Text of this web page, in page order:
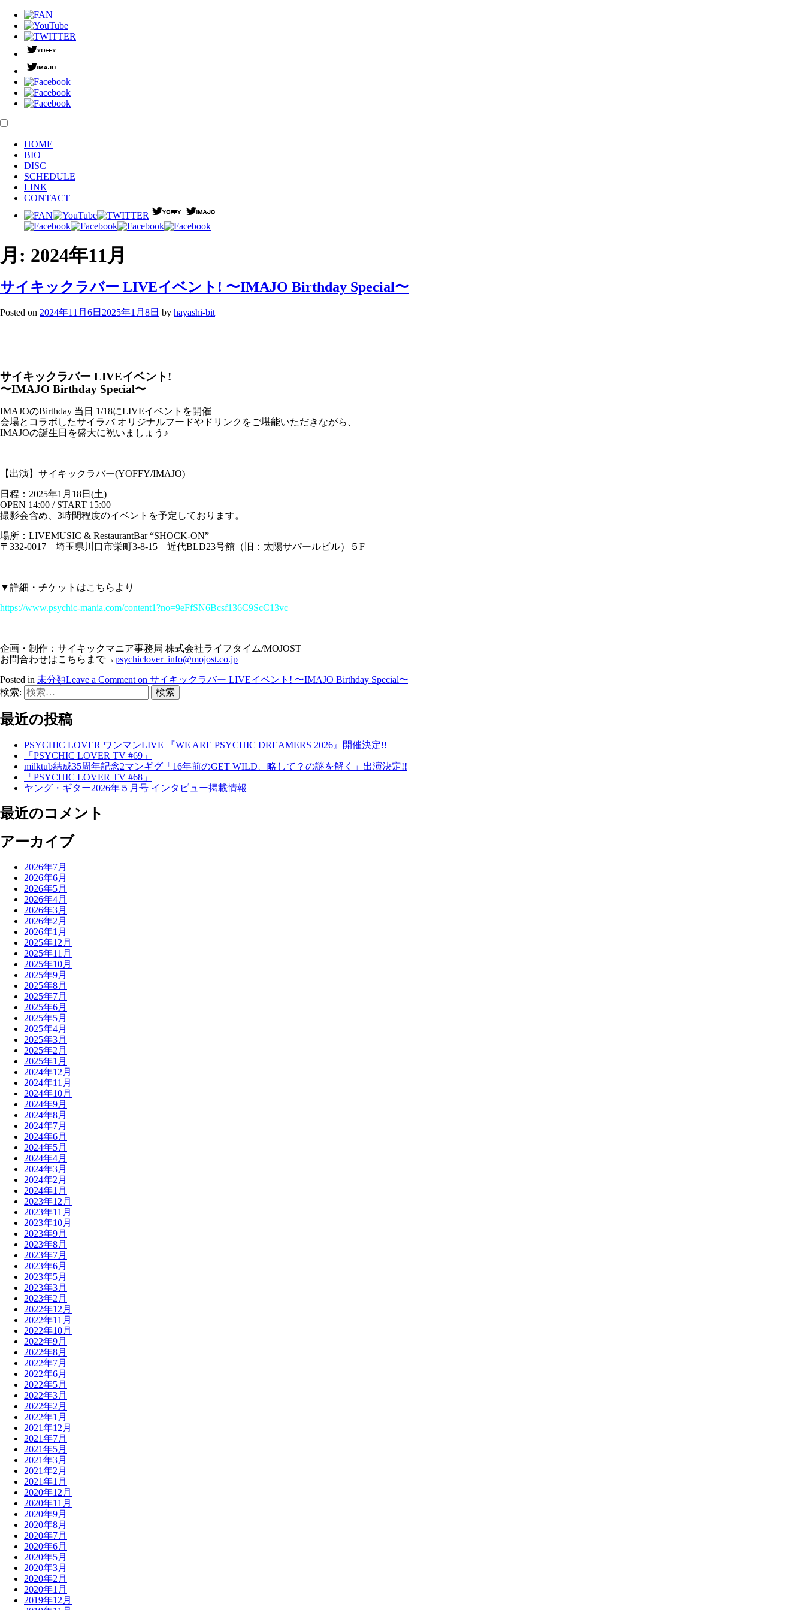
HOME
BIO
DISC
SCHEDULE
LINK
CONTACT
月: 2024年11月
サイキックラバー LIVEイベント! 〜IMAJO Birthday Special〜
Posted on 2024年11月6日 2025年1月8日 by hayashi-bit
サイキックラバー LIVEイベント!
〜IMAJO Birthday Special〜
IMAJOのBirthday 当日 1/18にLIVEイベントを開催
会場とコラボしたサイラバ オリジナルフードやドリンクをご堪能いただきながら、
IMAJOの誕生日を盛大に祝いましょう♪
【出演】サイキックラバー(YOFFY/IMAJO)
日程：2025年1月18日(土)
OPEN 14:00 / START 15:00
撮影会含め、3時間程度のイベントを予定しております。
場所：LIVEMUSIC & RestaurantBar “SHOCK-ON”
〒332-0017 埼玉県川口市栄町3-8-15 近代BLD23号館（旧：太陽サパールビル）５F
▼詳細・チケットはこちらより
https://www.psychic-mania.com/content1?no=9eFfSN6Bcsf136C9ScC13vc
企画・制作：サイキックマニア事務局 株式会社ライフタイム/MOJOST
お問合わせはこちらまで→psychiclover_info@mojost.co.jp
Posted in 未分類Leave a Comment on サイキックラバー LIVEイベント! 〜IMAJO Birthday Special〜
検索:
最近の投稿
PSYCHIC LOVER ワンマンLIVE 『WE ARE PSYCHIC DREAMERS 2026』開催決定!!
「PSYCHIC LOVER TV #69」
milktub結成35周年記念2マンギグ「16年前のGET WILD、略して？の謎を解く」出演決定!!
「PSYCHIC LOVER TV #68」
ヤング・ギター2026年５月号 インタビュー掲載情報
最近のコメント
アーカイブ
2026年7月
2026年6月
2026年5月
2026年4月
2026年3月
2026年2月
2026年1月
2025年12月
2025年11月
2025年10月
2025年9月
2025年8月
2025年7月
2025年6月
2025年5月
2025年4月
2025年3月
2025年2月
2025年1月
2024年12月
2024年11月
2024年10月
2024年9月
2024年8月
2024年7月
2024年6月
2024年5月
2024年4月
2024年3月
2024年2月
2024年1月
2023年12月
2023年11月
2023年10月
2023年9月
2023年8月
2023年7月
2023年6月
2023年5月
2023年3月
2023年2月
2022年12月
2022年11月
2022年10月
2022年9月
2022年8月
2022年7月
2022年6月
2022年5月
2022年3月
2022年2月
2022年1月
2021年12月
2021年7月
2021年5月
2021年3月
2021年2月
2021年1月
2020年12月
2020年11月
2020年9月
2020年8月
2020年7月
2020年6月
2020年5月
2020年3月
2020年2月
2020年1月
2019年12月